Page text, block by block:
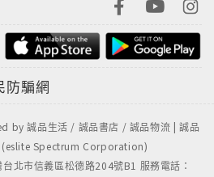
防騙網
by 誠品生活 / 誠品書店 / 誠品物流 | 誠品
(eslite Spectrum Corporation)
北市信義區松德路204號B1 服務電話：